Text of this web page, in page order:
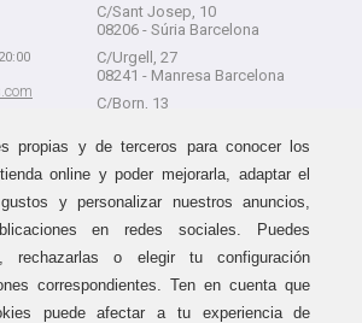
C/Sant Josep, 10
08206 - Súria Barcelona
C/Urgell, 27
08241 - Manresa Barcelona
C/Born, 13
Devolución sin problemas
Haz tus compras sin miedo a
equivocarte:
aceptamos devolucionesdurante
propias y de terceros para conocer los
online y poder mejorarla, adaptar el
y personalizar nuestros anuncios,
en redes sociales. Puedes
rechazarlas o elegir tu configuración
correspondientes. Ten en cuenta que
puede afectar a tu experiencia de